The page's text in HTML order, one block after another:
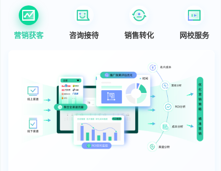
营销获客 咨询接待 销售转化 网校服务